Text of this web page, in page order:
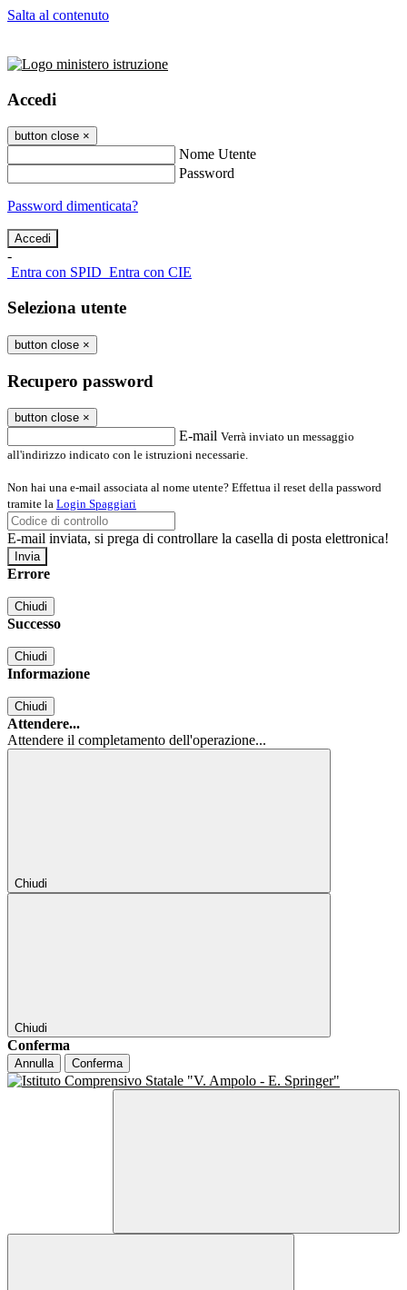
Salta al contenuto
Accedi
button close ×
Nome Utente
Password
Password dimenticata?
-
Entra con SPID Entra con CIE
Seleziona utente
button close ×
Recupero password
button close ×
E-mail Verrà inviato un messaggio
all'indirizzo indicato con le istruzioni necessarie.
Non hai una e-mail associata al nome utente? Effettua il reset della password
tramite la Login Spaggiari
E-mail inviata, si prega di controllare la casella di posta elettronica!
Errore
Chiudi
Successo
Chiudi
Informazione
Chiudi
Attendere...
Attendere il completamento dell'operazione...
Chiudi
Chiudi
Conferma
Annulla Conferma